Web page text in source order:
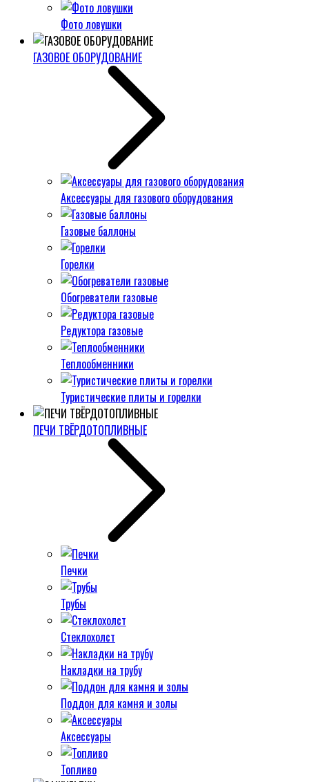
Фото ловушки
ГАЗОВОЕ ОБОРУДОВАНИЕ
Аксессуары для газового оборудования
Газовые баллоны
Горелки
Обогреватели газовые
Редуктора газовые
Теплообменники
Туристические плиты и горелки
ПЕЧИ ТВЁРДОТОПЛИВНЫЕ
Печки
Трубы
Стеклохолст
Накладки на трубу
Поддон для камня и золы
Аксессуары
Топливо